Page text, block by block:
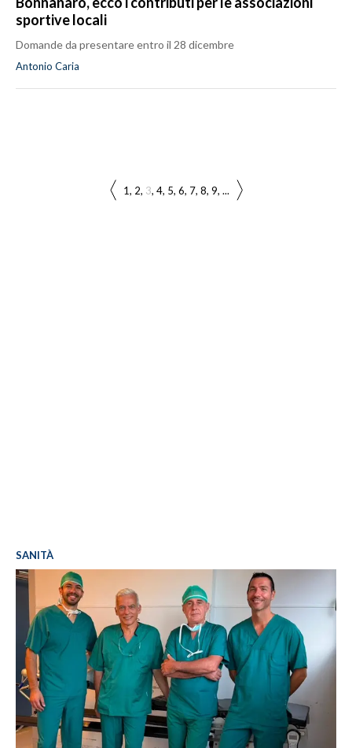
sportive locali
Domande da presentare entro il 28 dicembre
Antonio Caria
1 2 3 4 5 6 7 8 9 ...
SANITÀ